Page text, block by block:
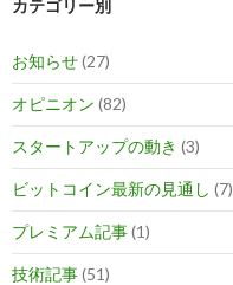
カテゴリー別
お知らせ(27)
オピニオン (82)
スタートアップの動き (3)
ビットコイン最新の見通し (7)
プレミアム記事(1)
技術記事(51)